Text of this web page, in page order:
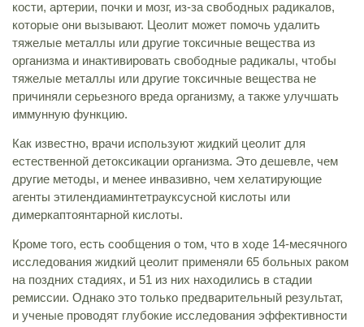
кости, артерии, почки и мозг, из-за свободных радикалов,
которые они вызывают. Цеолит может помочь удалить
тяжелые металлы или другие токсичные вещества из
организма и инактивировать свободные радикалы, чтобы
тяжелые металлы или другие токсичные вещества не
причиняли серьезного вреда организму, а также улучшать
иммунную функцию.
Как известно, врачи используют жидкий цеолит для
естественной детоксикации организма. Это дешевле, чем
другие методы, и менее инвазивно, чем хелатирующие
агенты этилендиаминтетрауксусной кислоты или
димеркаптоянтарной кислоты.
Кроме того, есть сообщения о том, что в ходе 14-месячного
исследования жидкий цеолит применяли 65 больных раком
на поздних стадиях, и 51 из них находились в стадии
ремиссии. Однако это только предварительный результат,
и ученые проводят глубокие исследования эффективности